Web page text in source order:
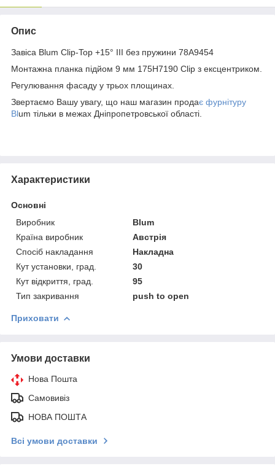
Опис
Завіса Blum Clip-Top +15° III без пружини 78A9454
Монтажна планка підйом 9 мм 175H7190 Clip з ексцентриком.
Регулювання фасаду у трьох площинах.
Звертаємо Вашу увагу, що наш магазин продає фурнітуру
Blum тільки в межах Дніпропетровської області.
Характеристики
Основні
Виробник
Blum
Країна виробник
Австрія
Спосіб накладання
Накладна
Кут установки, град.
30
Кут відкриття, град.
95
Тип закривання
push to open
Приховати
Умови доставки
Нова Пошта
Самовивіз
НОВА ПОШТА
Всі умови доставки